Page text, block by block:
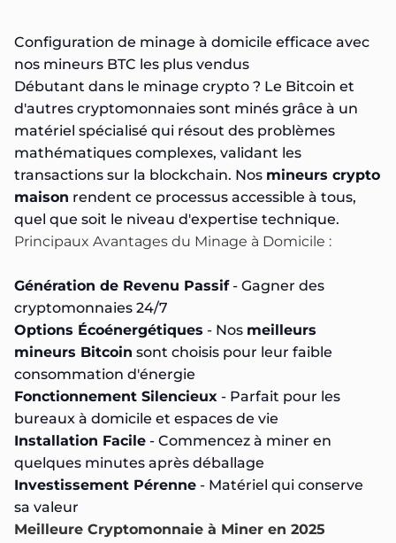
Configuration de minage à domicile efficace avec
nos mineurs BTC les plus vendus
Débutant dans le minage crypto ? Le Bitcoin et
d'autres cryptomonnaies sont minés grâce à un
matériel spécialisé qui résout des problèmes
mathématiques complexes, validant les
transactions sur la blockchain. Nos mineurs crypto
maison rendent ce processus accessible à tous,
quel que soit le niveau d'expertise technique.
Principaux Avantages du Minage à Domicile :
Génération de Revenu Passif- Gagner des
cryptomonnaies 24/7
Options Écoénergétiques - Nos meilleurs
mineurs Bitcoin sont choisis pour leur faible
consommation d'énergie
Fonctionnement Silencieux - Parfait pour les
bureaux à domicile et espaces de vie
Installation Facile - Commencez à miner en
quelques minutes après déballage
Investissement Pérenne - Matériel qui conserve
sa valeur
Meilleure Cryptomonnaie à Miner en 2025